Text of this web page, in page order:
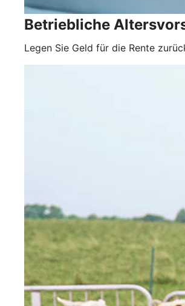
Betriebliche
Legen Sie Geld für die Rente